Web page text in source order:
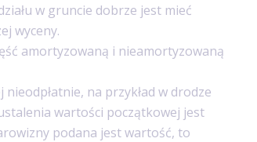
w gruncie dobrze jest mieć
wyceny.
amortyzowaną i nieamortyzowaną
na przykład w drodze
wartości początkowej jest
podana jest wartość, to